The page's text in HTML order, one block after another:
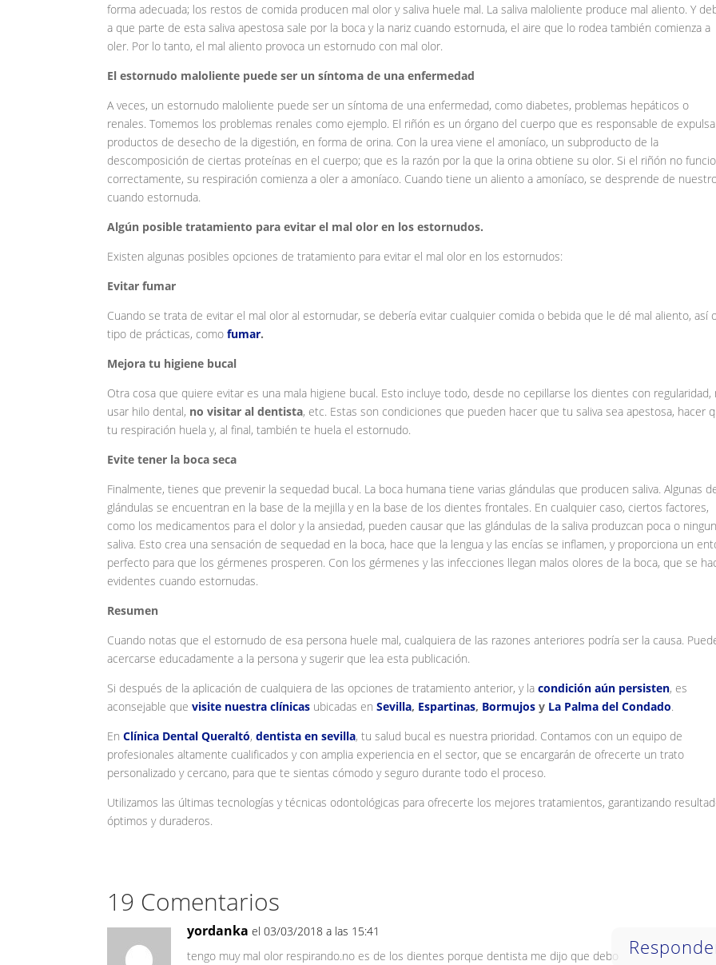
forma adecuada; los restos de comida producen mal olor y saliva huele mal. La saliva maloliente produce mal aliento. Y
a que parte de esta saliva apestosa sale por la boca y la nariz cuando estornuda, el aire que lo rodea también comienza a
oler. Por lo tanto, el mal aliento provoca un estornudo con mal olor.
El estornudo maloliente puede ser un síntoma de una enfermedad
A veces, un estornudo maloliente puede ser un síntoma de una enfermedad, como diabetes, problemas hepáticos o
renales. Tomemos los problemas renales como ejemplo. El riñón es un órgano del cuerpo que es responsable de
productos de desecho de la digestión, en forma de orina. Con la urea viene el amoníaco, un subproducto de la
descomposición de ciertas proteínas en el cuerpo; que es la razón por la que la orina obtiene su olor. Si el riñón no
correctamente, su respiración comienza a oler a amoníaco. Cuando tiene un aliento a amoníaco, se desprende de
cuando estornuda.
Algún posible tratamiento para evitar el mal olor en los estornudos.
Existen algunas posibles opciones de tratamiento para evitar el mal olor en los estornudos:
Evitar fumar
Cuando se trata de evitar el mal olor al estornudar, se debería evitar cualquier comida o bebida que le dé mal aliento, así
tipo de prácticas, comofumar.
Mejora tu higiene bucal
Otra cosa que quiere evitar es una mala higiene bucal. Esto incluye todo, desde no cepillarse los dientes con regularidad,
usar hilo dental, no visitar al dentista, etc. Estas son condiciones que pueden hacer que tu saliva sea apestosa, hacer
tu respiración huela y, al final, también te huela el estornudo.
Evite tener la boca seca
Finalmente, tienes que prevenir la sequedad bucal. La boca humana tiene varias glándulas que producen saliva. Algunas
glándulas se encuentran en la base de la mejilla y en la base de los dientes frontales. En cualquier caso, ciertos factores,
como los medicamentos para el dolor y la ansiedad, pueden causar que las glándulas de la saliva produzcan poca o
saliva. Esto crea una sensación de sequedad en la boca, hace que la lengua y las encías se inflamen, y proporciona un
perfecto para que los gérmenes prosperen. Con los gérmenes y las infecciones llegan malos olores de la boca, que se
evidentes cuando estornudas.
Resumen
Cuando notas que el estornudo de esa persona huele mal, cualquiera de las razones anteriores podría ser la causa.
acercarse educadamente a la persona y sugerir que lea esta publicación.
Si después de la aplicación de cualquiera de las opciones de tratamiento anterior, y lacondición aún persisten, es
aconsejable quevisite nuestra clínicas ubicadas enSevilla, Espartinas, Bormujos y La Palma del Condado.
EnClínica Dental Queraltó,dentista en sevilla, tu salud bucal es nuestra prioridad. Contamos con un equipo de
profesionales altamente cualificados y con amplia experiencia en el sector, que se encargarán de ofrecerte un trato
personalizado y cercano, para que te sientas cómodo y seguro durante todo el proceso.
Utilizamos las últimas tecnologías y técnicas odontológicas para ofrecerte los mejores tratamientos, garantizando
óptimos y duraderos.
19 Comentarios
yordanka el 03/03/2018 a las 15:41
tengo muy mal olor respirando.no es de los dientes porque dentista me dijo que debo